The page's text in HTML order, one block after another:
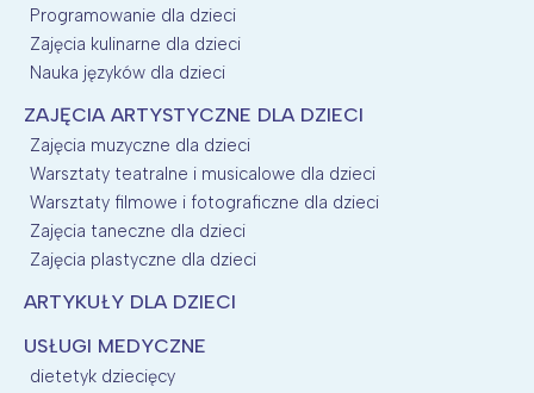
Programowanie dla dzieci
Zajęcia kulinarne dla dzieci
Nauka języków dla dzieci
ZAJĘCIA ARTYSTYCZNE DLA DZIECI
Zajęcia muzyczne dla dzieci
Warsztaty teatralne i musicalowe dla dzieci
Warsztaty filmowe i fotograficzne dla dzieci
Zajęcia taneczne dla dzieci
Zajęcia plastyczne dla dzieci
ARTYKUŁY DLA DZIECI
USŁUGI MEDYCZNE
dietetyk dziecięcy